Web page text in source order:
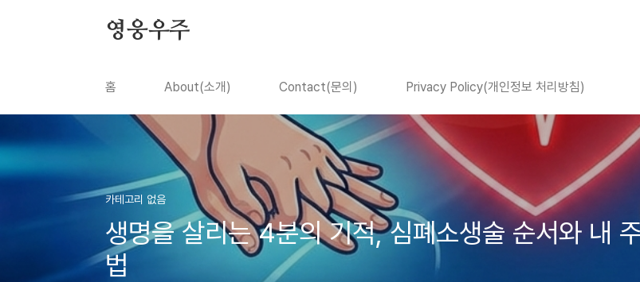
영웅우주
홈 About(소개) Contact(문의) Privacy Policy(개인정보 처리방침)
카테고리 없음
생명을 살리는 4분의 기적, 심폐소생술 순서와 내
법